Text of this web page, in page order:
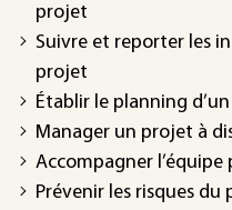
projet
Suivre et reporter les
projet
Établir le planning
Manager un projet à
Accompagner
Prévenir les risques du